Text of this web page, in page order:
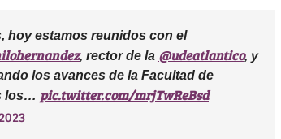
hoy estamos reunidos con el
, rector de la @udeatlantico, y
los avances de la Facultad de
los… pic.twitter.com/mrjTwReBsd